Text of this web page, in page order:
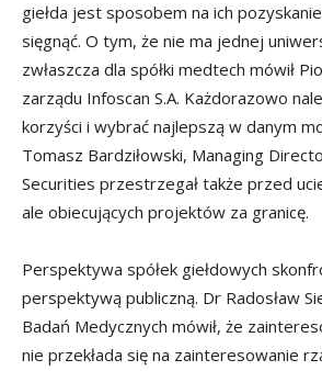
giełda jest sposobem na ich
sięgnąć. O tym, że nie ma jednej
zwłaszcza dla spółki medtech mówił
zarządu Infoscan S.A. Każdorazowo
korzyści i wybrać najlepszą w danym
Tomasz Bardziłowski, Managing
Securities przestrzegał także przed
ale obiecujących projektów za granicę.
Perspektywa spółek giełdowych
perspektywą publiczną. Dr Radosław
Badań Medycznych mówił, że
nie przekłada się na zainteresowanie